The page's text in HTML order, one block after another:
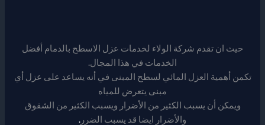
حيث ان تقدم شركة الولاء لخدمات عزل الاسطح بالدمام أفضل
الخدمات في هذا المجال.
تكمن أهمية العزل المائي لسطح المبنى في أنه يساعد على عزل أي
مبنى يتعرض للمياه
ويمكن أن يسبب الكثير من الأضرار ويسبب الكثير من الشقوق
والأضرار ايضا قد يسبب الضرر .